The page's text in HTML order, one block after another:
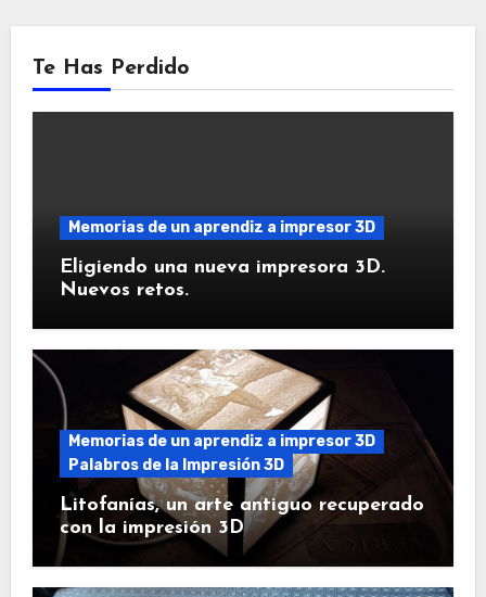
Te Has Perdido
Memorias de un aprendiz a impresor 3D
Eligiendo una nueva impresora 3D.
Nuevos retos.
Memorias de un aprendiz a impresor 3D
Palabros de la Impresión 3D
Litofanías, un arte antiguo recuperado
con la impresión 3D